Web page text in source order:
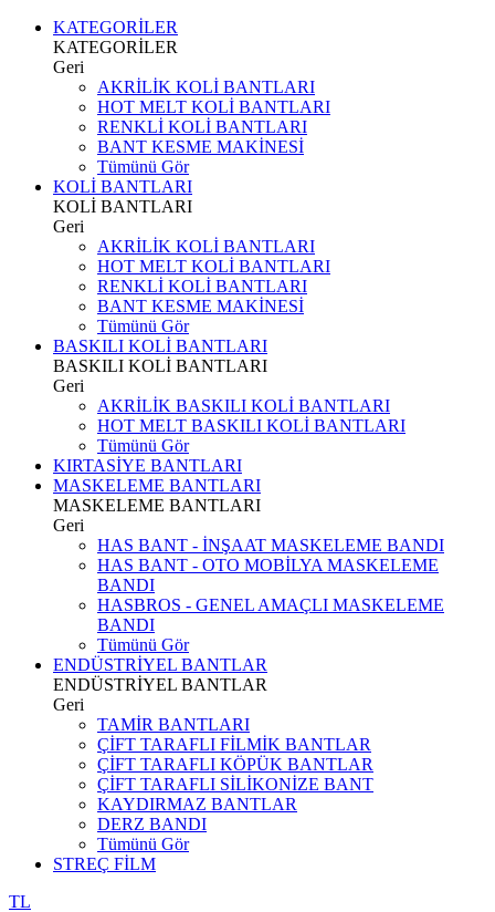
KATEGORİLER
KATEGORİLER
Geri
AKRİLİK KOLİ BANTLARI
HOT MELT KOLİ BANTLARI
RENKLİ KOLİ BANTLARI
BANT KESME MAKİNESİ
Tümünü Gör
KOLİ BANTLARI
KOLİ BANTLARI
Geri
AKRİLİK KOLİ BANTLARI
HOT MELT KOLİ BANTLARI
RENKLİ KOLİ BANTLARI
BANT KESME MAKİNESİ
Tümünü Gör
BASKILI KOLİ BANTLARI
BASKILI KOLİ BANTLARI
Geri
AKRİLİK BASKILI KOLİ BANTLARI
HOT MELT BASKILI KOLİ BANTLARI
Tümünü Gör
KIRTASİYE BANTLARI
MASKELEME BANTLARI
MASKELEME BANTLARI
Geri
HAS BANT - İNŞAAT MASKELEME BANDI
HAS BANT - OTO MOBİLYA MASKELEME
BANDI
HASBROS - GENEL AMAÇLI MASKELEME
BANDI
Tümünü Gör
ENDÜSTRİYEL BANTLAR
ENDÜSTRİYEL BANTLAR
Geri
TAMİR BANTLARI
ÇİFT TARAFLI FİLMİK BANTLAR
ÇİFT TARAFLI KÖPÜK BANTLAR
ÇİFT TARAFLI SİLİKONİZE BANT
KAYDIRMAZ BANTLAR
DERZ BANDI
Tümünü Gör
STREÇ FİLM
TL